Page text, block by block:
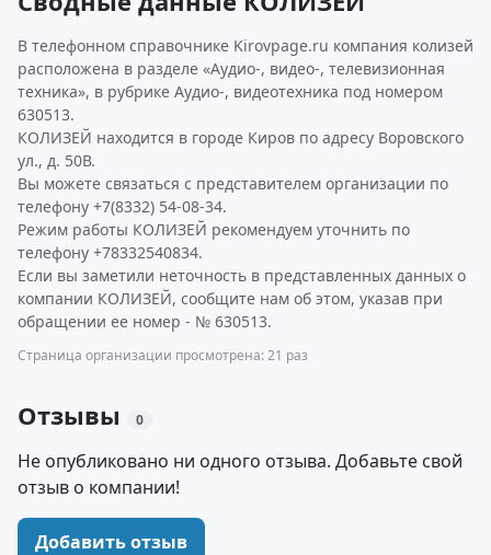
В телефонном справочнике Kirovpage.ru компания колизей
расположена в разделе «Аудио-, видео-, телевизионная
техника», в рубрике Аудио-, видеотехника под номером
630513.
КОЛИЗЕЙ находится в городе Киров по адресу Воровского
ул., д. 50В.
Вы можете связаться с представителем организации по
телефону +7(8332) 54-08-34.
Режим работы КОЛИЗЕЙ рекомендуем уточнить по
телефону +78332540834.
Если вы заметили неточность в представленных данных о
компании КОЛИЗЕЙ, сообщите нам об этом, указав при
обращении ее номер - № 630513.
Страница организации просмотрена: 21 раз
Отзывы 0
Не опубликовано ни одного отзыва. Добавьте свой
отзыв о компании!
Добавить отзыв